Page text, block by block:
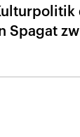
Spagat